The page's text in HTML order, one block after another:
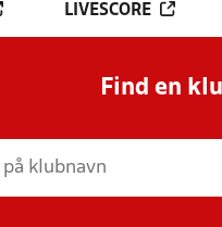
LIVESCORE
Find en